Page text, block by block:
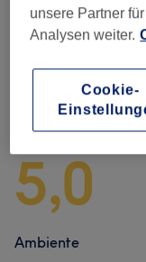
Herren Waxing (8
5,0
Ambiente
unsere Partner
Analysen weiter.
Cookie-